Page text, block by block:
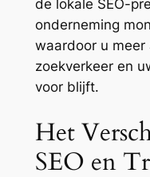
de lokale SEO-
onderneming
waardoor u
zoekverkeer en
voor blijft.
Het
SEO en